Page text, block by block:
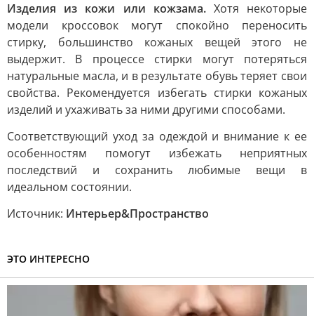
Изделия из кожи или кожзама.Хотя некоторые
модели кроссовок могут спокойно переносить
стирку, большинство кожаных вещей этого не
выдержит. В процессе стирки могут потеряться
натуральные масла, и в результате обувь теряет свои
свойства. Рекомендуется избегать стирки кожаных
изделий и ухаживать за ними другими способами.
Соответствующий уход за одеждой и внимание к ее
особенностям помогут избежать неприятных
последствий и сохранить любимые вещи в
идеальном состоянии.
Источник: Интерьер&Пространство
ЭТО ИНТЕРЕСНО